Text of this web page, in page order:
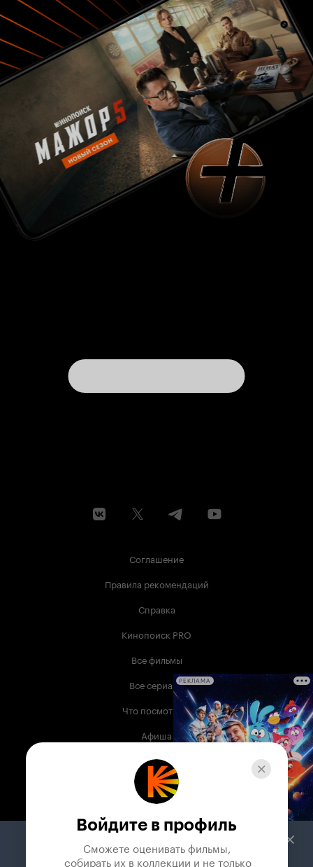
Соглашение
Правила рекомендаций
Справка
Кинопоиск PRO
Все фильмы
Все сериалы
Что посмотреть
Афиша
Музыка
Телепрограмма
Служба поддержки
РЕКЛАМА
Войдите в профиль
Сможете оценивать фильмы,
собирать их в коллекции и не только